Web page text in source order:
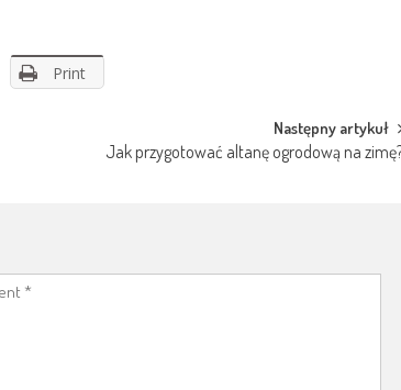
Print
Następny artykuł
Jak przygotować altanę ogrodową na